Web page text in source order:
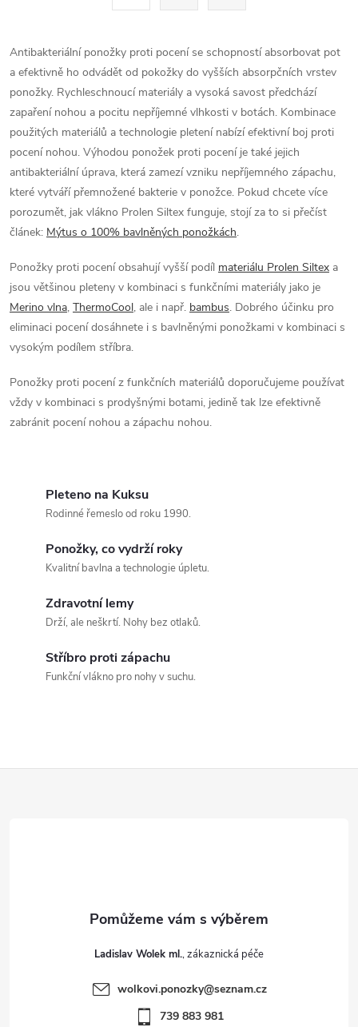
d
a
c
í
p
r
v
k
y
v
ý
p
i
á
n
k
o
v
á
n
í
Antibakteriální ponožky proti pocení se schopností absorbovat pot
a efektivně ho odvádět od pokožky do vyšších absorpčních vrstev
ponožky. Rychleschnoucí materiály a vysoká savost předchází
zapaření nohou a pocitu nepříjemné vlhkosti v botách. Kombinace
použitých materiálů a technologie pletení nabízí efektivní boj proti
pocení nohou. Výhodou ponožek proti pocení je také jejich
antibakteriální úprava, která zamezí vzniku nepříjemného zápachu,
které vytváří přemnožené bakterie v ponožce. Pokud chcete více
porozumět, jak vlákno Prolen Siltex funguje, stojí za to si přečíst
článek: Mýtus o 100% bavlněných ponožkách.
Ponožky proti pocení obsahují vyšší podíl materiálu Prolen Siltex a
jsou většinou pleteny v kombinaci s funkčními materiály jako je
Merino vlna, ThermoCool, ale i např. bambus. Dobrého účinku pro
eliminaci pocení dosáhnete i s bavlněnými ponožkami v kombinaci s
vysokým podílem stříbra.
Ponožky proti pocení z funkčních materiálů doporučujeme používat
vždy v kombinaci s prodyšnými botami, jedině tak lze efektivně
zabránit pocení nohou a zápachu nohou.
Pleteno na Kuksu
Rodinné řemeslo od roku 1990.
Ponožky, co vydrží roky
Kvalitní bavlna a technologie úpletu.
Zdravotní lemy
Drží, ale neškrtí. Nohy bez otlaků.
Stříbro proti zápachu
Funkční vlákno pro nohy v suchu.
Ladislav Wolek ml.
wolkovi.ponozky@seznam.cz
739 883 981